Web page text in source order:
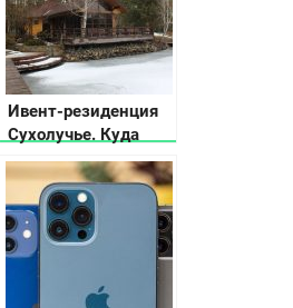
Ивент-резиденция
Сухолучье. Куда
поехать на
выходные?